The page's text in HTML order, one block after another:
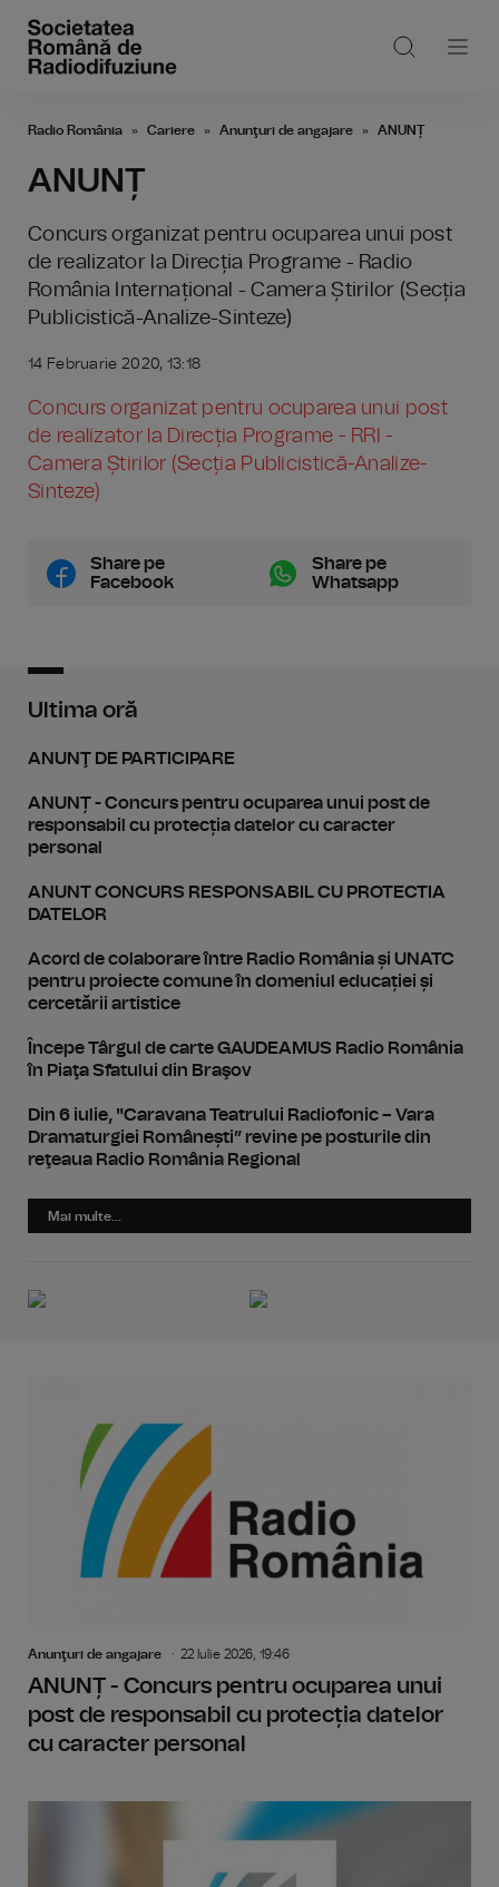
Radio România Cariere Anunţuri de angajare ANUNȚ
ANUNȚ
Concurs organizat pentru ocuparea unui post
de realizator la Direcția Programe - Radio
România Internațional - Camera Știrilor (Secția
Publicistică-Analize-Sinteze)
14 Februarie 2020, 13:18
Concurs organizat pentru ocuparea unui post
de realizator la Direcția Programe - RRI -
Camera Știrilor (Secția Publicistică-Analize-
Sinteze)
Share pe
Facebook
Share pe
Whatsapp
Ultima oră
ANUNŢ DE PARTICIPARE
ANUNȚ - Concurs pentru ocuparea unui post de
responsabil cu protecția datelor cu caracter
personal
ANUNT CONCURS RESPONSABIL CU PROTECTIA
DATELOR
Acord de colaborare între Radio România și UNATC
pentru proiecte comune în domeniul educației și
cercetării artistice
Începe Târgul de carte GAUDEAMUS Radio România
în Piaţa Sfatului din Braşov
Din 6 iulie, "Caravana Teatrului Radiofonic – Vara
Dramaturgiei Românești” revine pe posturile din
reţeaua Radio România Regional
Mai multe...
Anunţuri de angajare 22 Iulie 2026, 19:46
ANUNȚ - Concurs pentru ocuparea unui
post de responsabil cu protecția datelor
cu caracter personal